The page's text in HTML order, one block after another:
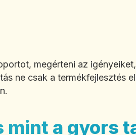
megérteni az
ne csak a termékfejlesztés
a gyors